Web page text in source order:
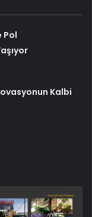
Pol
Kalbi